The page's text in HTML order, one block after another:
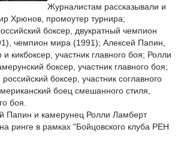
Журналистам рассказывали и
Хрюнов, промоутер турнира;
боксер, двукратный чемпион
чемпион мира (1991); Алексей Папин,
и кикбоксер, участник главного боя; Ролли
боксер, участник главного боя;
боксер, участник соглавного
боец смешанного стиля,
боя.
Папин и камерунец Ролли Ламберт
ринге в рамках "Бойцовского клуба РЕН